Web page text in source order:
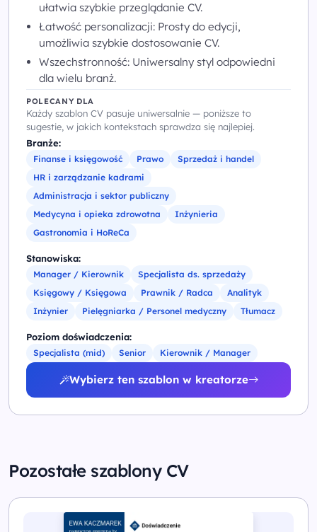
ułatwia szybkie przeglądanie CV.
Łatwość personalizacji: Prosty do edycji,
umożliwia szybkie dostosowanie CV.
Wszechstronność: Uniwersalny styl odpowiedni
dla wielu branż.
POLECANY DLA
Każdy szablon CV pasuje uniwersalnie — poniższe to
sugestie, w jakich kontekstach sprawdza się najlepiej.
Branże:
Finanse i księgowość Prawo
Sprzedaż i handel
HR i zarządzanie kadrami
Administracja i sektor publiczny
Medycyna i opieka zdrowotna
Inżynieria
Gastronomia i HoReCa
Stanowiska:
Manager / Kierownik
Specjalista ds. sprzedaży
Księgowy / Księgowa
Prawnik / Radca
Analityk
Inżynier
Pielęgniarka / Personel medyczny Tłumacz
Poziom doświadczenia:
Specjalista (mid) Senior Kierownik / Manager
Wybierz ten szablon w kreatorze
Pozostałe szablony CV